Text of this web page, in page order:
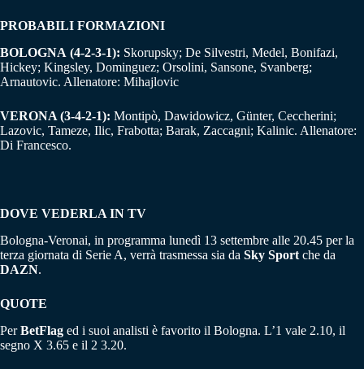
PROBABILI FORMAZIONI
BOLOGNA (4-2-3-1): Skorupsky; De Silvestri, Medel, Bonifazi,
Hickey; Kingsley, Dominguez; Orsolini, Sansone, Svanberg;
Arnautovic. Allenatore: Mihajlovic
VERONA (3-4-2-1): Montipò, Dawidowicz, Günter, Ceccherini;
Lazovic, Tameze, Ilic, Frabotta; Barak, Zaccagni; Kalinic. Allenatore:
Di Francesco.
DOVE VEDERLA IN TV
Bologna-Veronai, in programma lunedì 13 settembre alle 20.45 per la
terza giornata di Serie A, verrà trasmessa sia da Sky Sport che da
DAZN.
QUOTE
PerBetFlag ed i suoi analisti è favorito il Bologna. L’1 vale 2.10, il
segno X 3.65 e il 2 3.20.